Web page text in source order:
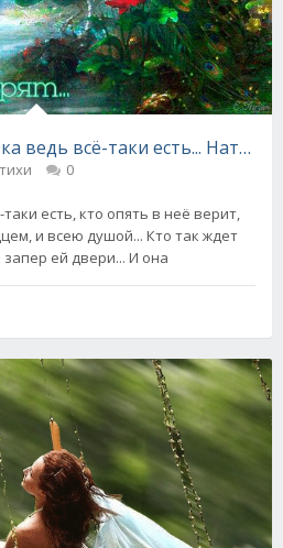
ведь всё-таки есть...
0
есть, кто опять в неё верит,
душой... Кто так ждет
её искренне, к тем, кто не запер ей двери... И она